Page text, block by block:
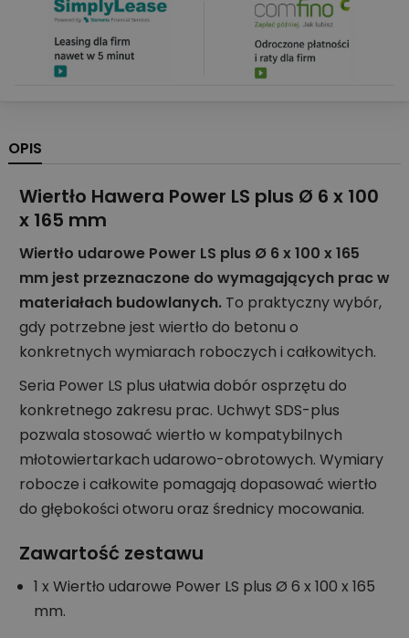
OPIS
Wiertło Hawera Power LS plus Ø 6 x 100
x 165 mm
Wiertło udarowe Power LS plus Ø 6 x 100 x 165
mm jest przeznaczone do wymagających prac w
materiałach budowlanych. To praktyczny wybór,
gdy potrzebne jest wiertło do betonu o
konkretnych wymiarach roboczych i całkowitych.
Seria Power LS plus ułatwia dobór osprzętu do
konkretnego zakresu prac. Uchwyt SDS-plus
pozwala stosować wiertło w kompatybilnych
młotowiertarkach udarowo-obrotowych. Wymiary
robocze i całkowite pomagają dopasować wiertło
do głębokości otworu oraz średnicy mocowania.
Zawartość zestawu
1 x Wiertło udarowe Power LS plus Ø 6 x 100 x 165
mm.